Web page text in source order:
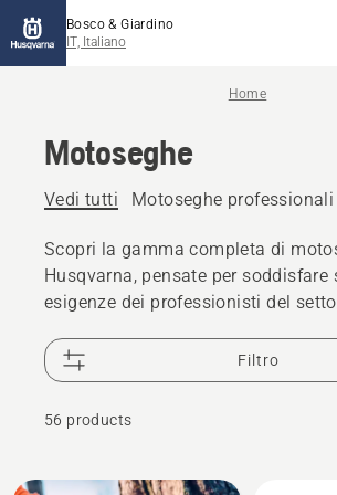
Bosco & Giardino
IT, Italiano
Home
Motoseghe
Vedi tutti Motoseghe professionali
Scopri la gamma completa di
Husqvarna, pensate per soddisfare
esigenze dei professionisti del
per il taglio della legna a uso
lavori più impegnativi nel bosco
della legna da ardere, ogni
è progettata per garantire potenza
materiali di alta qualità e tecnologie
Filtro
56 products